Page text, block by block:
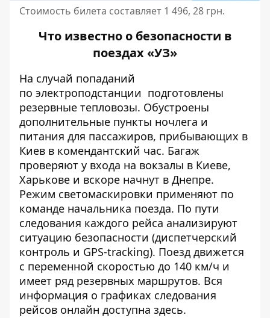
Стоимость билета составляет 1 496, 28 грн.
Что известно о безопасности в
поездах «УЗ»
На случай попаданий
по электроподстанции подготовлены
резервные тепловозы. Обустроены
дополнительные пункты ночлега и
питания для пассажиров, прибывающих в
Киев в комендантский час. Багаж
проверяют у входа на вокзалы в Киеве,
Харькове и вскоре начнут в Днепре.
Режим светомаскировки применяют по
команде начальника поезда. По пути
следования каждого рейса анализируют
ситуацию безопасности (диспетчерский
контроль и GPS-tracking). Поезд движется
с переменной скоростью до 140 км/ч и
имеет ряд резервных маршрутов. Вся
информация о графиках следования
рейсов онлайн доступна здесь.